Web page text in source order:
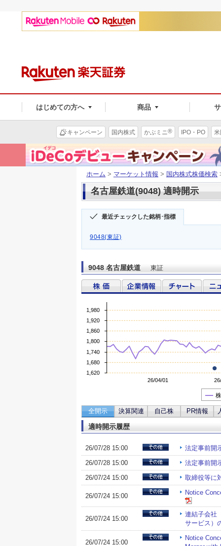
はじめての方へ 商品
キャンペーン 国内株式 かぶミニ® IPO・PO
ホーム > マーケット情報 > 国内株式株価検索
名古屋鉄道(9048) 適時開示
最近チェックした銘柄･指標
9048(東証)
9048 名古屋鉄道 東証